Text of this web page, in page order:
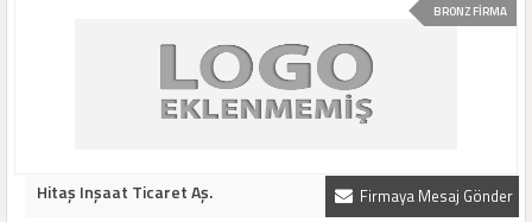
BRONZ FİRMA
Firmaya Mesaj Gönder
Hitaş Inşaat Ticaret Aş.